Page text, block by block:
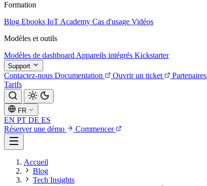
Formation
Blog Ebooks IoT Academy Cas d'usage Vidéos
Modèles et outils
Modèles de dashboard Appareils intégrés Kickstarter
Support
Contactez-nous Documentation Ouvrir un ticket Partenaires
Tarifs
FR
EN PT DE ES
Réserver une démo
Commencer
Accueil
Blog
Tech Insights